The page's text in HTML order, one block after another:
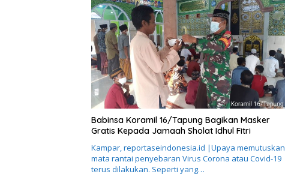
Babinsa Koramil 16/Tapung Bagikan Masker
Gratis Kepada Jamaah Sholat Idhul Fitri
Kampar, reportaseindonesia.id |Upaya memutuskan
mata rantai penyebaran Virus Corona atau Covid-19
terus dilakukan. Seperti yang…